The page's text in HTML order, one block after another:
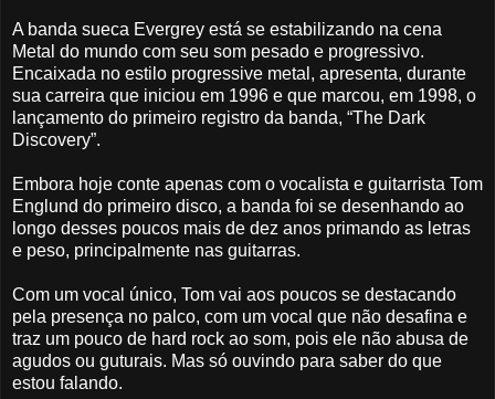
A banda sueca Evergrey está se estabilizando na cena
Metal do mundo com seu som pesado e progressivo.
Encaixada no estilo progressive metal, apresenta, durante
sua carreira que iniciou em 1996 e que marcou, em 1998, o
lançamento do primeiro registro da banda, “The Dark
Discovery”.
Embora hoje conte apenas com o vocalista e guitarrista Tom
Englund do primeiro disco, a banda foi se desenhando ao
longo desses poucos mais de dez anos primando as letras
e peso, principalmente nas guitarras.
Com um vocal único, Tom vai aos poucos se destacando
pela presença no palco, com um vocal que não desafina e
traz um pouco de hard rock ao som, pois ele não abusa de
agudos ou guturais. Mas só ouvindo para saber do que
estou falando.